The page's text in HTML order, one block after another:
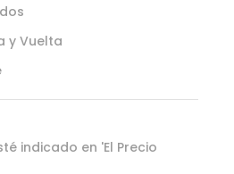
y Vuelta
indicado en 'El Precio